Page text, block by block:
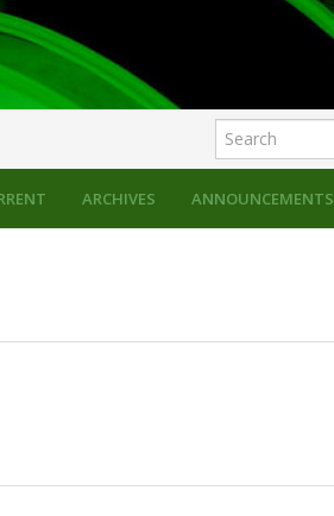
ARCHIVES ANNOUNCEMENTS